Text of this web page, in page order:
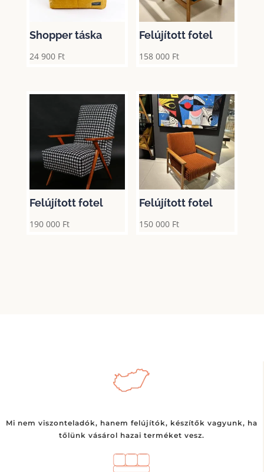
Shopper táska
24 900 Ft
Felújított fotel
158 000 Ft
Felújított fotel
190 000 Ft
Felújított fotel
150 000 Ft
Mi nem viszonteladók, hanem felújítók, készítők vagyunk, ha
tőlünk vásárol hazai terméket vesz.